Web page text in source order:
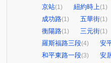
京站(1) 紐約時上(1)
成功路(1) 五華街(1)
衡陽路(1) 三元街(1)
羅斯福路三段(4) 安
和平東路一段(3) 安